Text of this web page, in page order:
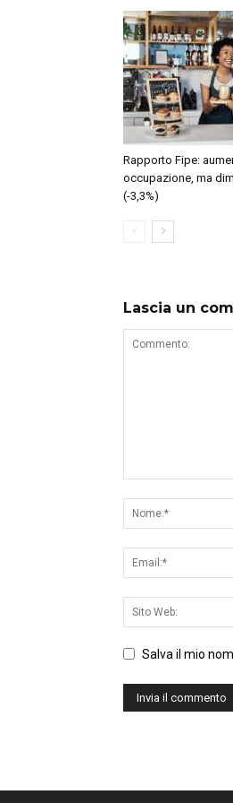
Rapporto Fipe:
occupazione, ma
(-3,3%)
Lascia un
Salva il mio